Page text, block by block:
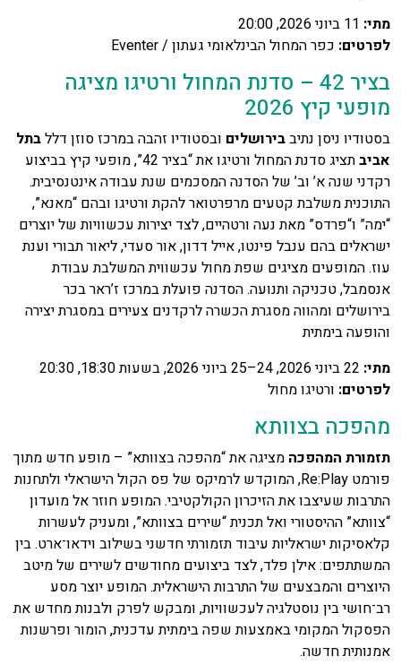
מתי:
לפרטים: כפר המחול הבינלאומי געתון / Eventer
בציר 42 – סדנת המחול ורטיגו מציגה
מופעי קיץ 2026
בסטודיו ניסן נתיבבירושלים ובסטודיו זהבה במרכז סוזן דללבתל
אביב
תציג סדנת המחול ורטיגו את “בציר 42”, מופעי קיץ בביצוע
רקדני שנה א’ וב’ של הסדנה המסכמים שנת עבודה אינטנסיבית.
התוכנית משלבת קטעים מרפרטואר להקת ורטיגו ובהם “מאנא”,
“ימה” ו“פרדס” מאת נעה ורטהיים, לצד יצירות עכשוויות של יוצרים
ישראלים בהם ענבל פינטו, אייל דדון, אור סעדי, ליאור תבורי וענת
עוז. המופעים מציגים שפת מחול עכשווית המשלבת עבודת
אנסמבל, טכניקה ותנועה. הסדנה פועלת במרכז ז’ראר בכר
בירושלים ומהווה מסגרת הכשרה לרקדנים צעירים במסגרת יצירה
והופעה בימתית
מתי:
לפרטים: ורטיגו מחול
מהפכה בצוותא
תזמורת המהפכה מציגה את “מהפכה בצוותא” – מופע חדש מתוך
פורמט Re:Play, המוקדש לרמיקס של פס הקול הישראלי ולתחנות
התרבות שעיצבו את הזיכרון הקולקטיבי. המופע חוזר אל מועדון
“צוותא” ההיסטורי ואל תכנית “שירים בצוותא”, ומעניק לעשרות
קלאסיקות ישראליות עיבוד תזמורתי חדשני בשילוב וידאו־ארט. בין
המשתתפים: אילן פלד, לצד ביצועים מחודשים לשירים של מיטב
היוצרים והמבצעים של התרבות הישראלית. המופע יוצר מסע
רב־חושי בין נוסטלגיה לעכשוויות, ומבקש לפרק ולבנות מחדש את
הפסקול המקומי באמצעות שפה בימתית עדכנית, הומור ופרשנות
אמנותית חדשה.